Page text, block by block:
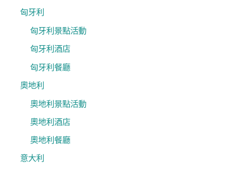
匈牙利
匈牙利景點活動
匈牙利酒店
匈牙利餐廳
奧地利
奧地利景點活動
奧地利酒店
奧地利餐廳
意大利